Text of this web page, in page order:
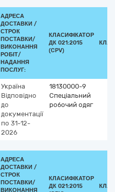
АДРЕСА
ДОСТАВКИ /
СТРОК
ПОСТАВКИ/
ВИКОНАННЯ
РОБІТ/
НАДАННЯ
ПОСЛУГ:
КЛАСИФІКАТОР
ДК 021:2015
(CPV)
Україна
Відповідно
до
документації
по 31-12-
2026
18130000-9
Спеціальний
робочий одяг
АДРЕСА
ДОСТАВКИ /
СТРОК
ПОСТАВКИ/
ВИКОНАННЯ
КЛАСИФІКАТОР
ДК 021:2015